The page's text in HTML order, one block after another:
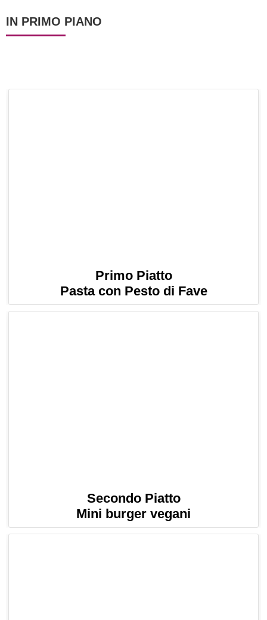
IN PRIMO PIANO
Primo Piatto
Pasta con Pesto di Fave
Secondo Piatto
Mini burger vegani